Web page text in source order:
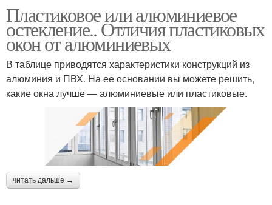
Пластиковое или алюминиевое
остекление.. Отличия пластиковых
окон от алюминиевых
В таблице приводятся характеристики конструкций из
алюминия и ПВХ. На ее основании вы можете решить,
какие окна лучше — алюминиевые или пластиковые.
читать дальше →